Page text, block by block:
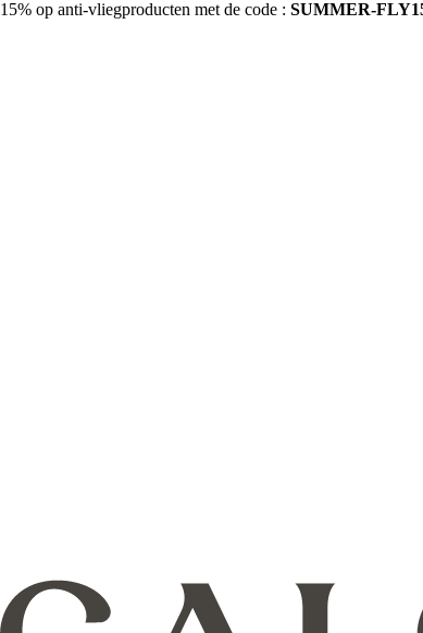
15% op anti-vliegproducten met de code : SUMMER-